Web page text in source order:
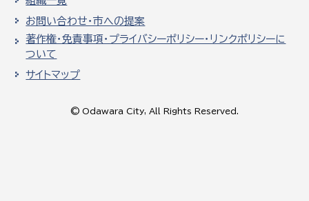
お問い合わせ・市への提案
著作権・免責事項・プライバシーポリシー・リンクポリシーに
ついて
サイトマップ
© Odawara City, All Rights Reserved.